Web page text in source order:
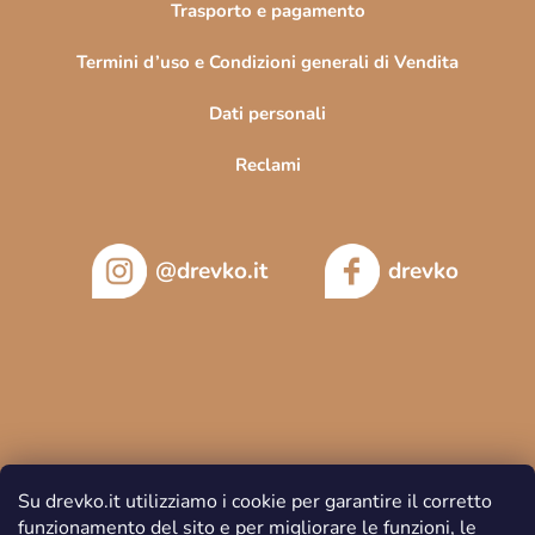
Su drevko.it utilizziamo i cookie per garantire il corretto
funzionamento del sito e per migliorare le funzioni, le
Trasporto e pagamento
Termini d’uso e Condizioni generali di Vendita
Dati personali
Reclami
@drevko.it drevko